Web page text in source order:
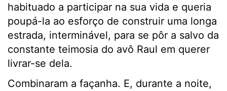
habituado a participar na sua vida e queria
poupá-la ao esforço de construir uma longa
estrada, interminável, para se pôr a salvo da
constante teimosia do avô Raul em querer
livrar-se dela.
Combinaram a façanha. E, durante a noite,